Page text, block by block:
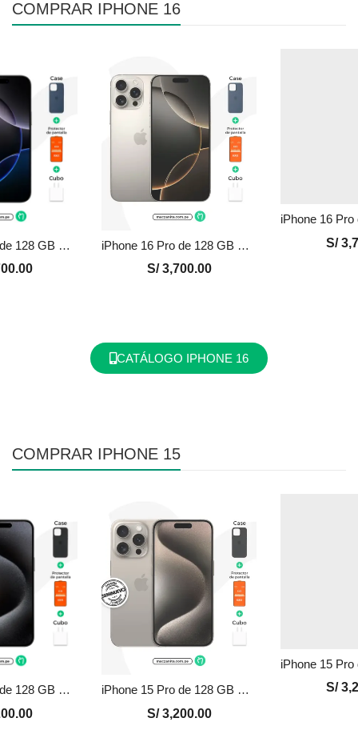
COMPRAR IPHONE 16
iPhone 16 Pro de 128 GB Seminuevo en Perú | Negro, Precio y Garantía
iPhone 16 Pro de 128 GB Seminuevo en Perú | Natural, Precio y Garantía
S/3,700.00
S/
CATÁLOGO IPHONE 16
COMPRAR IPHONE 15
iPhone 15 Pro de 128 GB Seminuevo en Perú | Negro, Precio y Garantía
iPhone 15 Pro de 128 GB Seminuevo en Perú | Natural, Precio y Garantía
S/3,200.00
S/